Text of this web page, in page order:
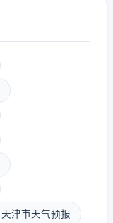
天津市天气预报